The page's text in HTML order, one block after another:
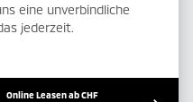
eine unverbindliche
jederzeit.
Online Leasen ab CHF